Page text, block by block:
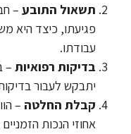
תשאול התובע –
פגיעתו, כיצד היא
עבודתו.
בדיקות רפואיות –
יתבקש לעבור בדיקות
קבלת החלטה –
אחוזי הנכות